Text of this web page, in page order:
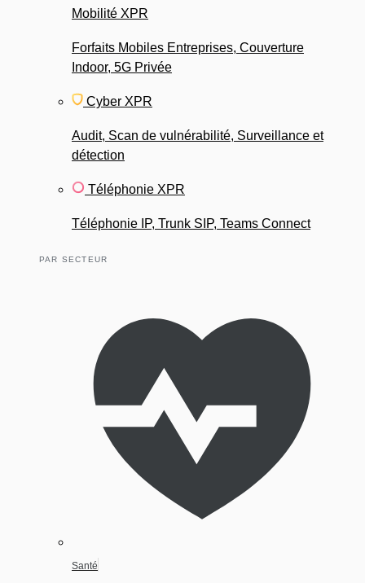
Mobilité XPR
Forfaits Mobiles Entreprises, Couverture
Indoor, 5G Privée
Cyber XPR
Audit, Scan de vulnérabilité, Surveillance et
détection
Téléphonie XPR
Téléphonie IP, Trunk SIP, Teams Connect
PAR SECTEUR
Santé